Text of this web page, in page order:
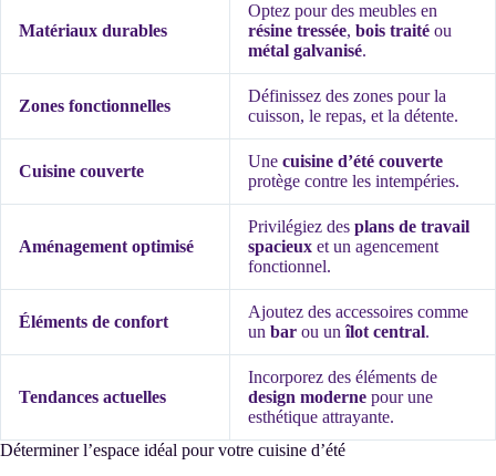
Matériaux durables
Optez pour des meubles en
résine tressée, bois traité ou
métal galvanisé.
Zones fonctionnelles
Définissez des zones pour la
cuisson, le repas, et la détente.
Cuisine couverte
Une cuisine d’été couverte
protège contre les intempéries.
Aménagement optimisé
Privilégiez des plans de travail
spacieux et un agencement
fonctionnel.
Éléments de confort
Ajoutez des accessoires comme
un bar ou unîlot central.
Tendances actuelles
Incorporez des éléments de
design moderne pour une
esthétique attrayante.
Déterminer l’espace idéal pour votre cuisine d’été